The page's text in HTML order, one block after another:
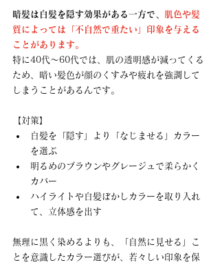
暗髪は白髪を隠す効果がある一方で、 肌色や髪
質によっては「不自然で重たい」印象を与える
ことがあります。
特に40代〜60代では、肌の透明感が減ってくる
ため、暗い髪色が顔のくすみや疲れを強調して
しまうことがあるんです。
【対策】
白髪を「隠す」より「なじませる」カラー
を選ぶ
明るめのブラウンやグレージュで柔らかく
カバー
ハイライトや白髪ぼかしカラーを取り入れ
て、立体感を出す
無理に黒く染めるよりも、「自然に見せる」こ
とを意識したカラー選びが、若々しい印象を保